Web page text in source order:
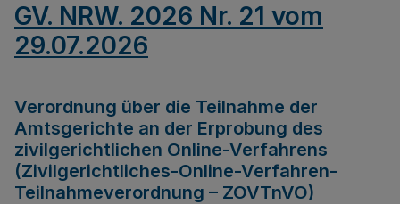
GV. NRW. 2026 Nr. 21 vom
29.07.2026
Verordnung über die Teilnahme der
Amtsgerichte an der Erprobung des
zivilgerichtlichen Online-Verfahrens
(Zivilgerichtliches-Online-Verfahren-
Teilnahmeverordnung – ZOVTnVO)